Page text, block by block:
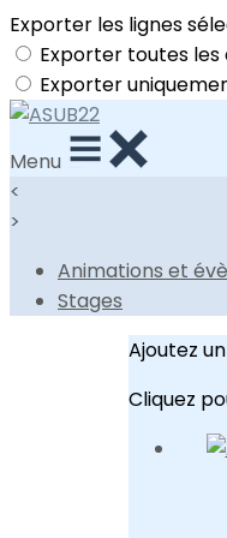
Exporter les lignes
Exporter toutes les
Exporter
Menu
<
>
Animations et
Stages
Ajoutez
Cliquez